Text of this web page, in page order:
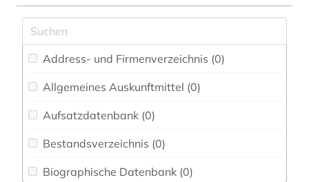
Energietechnik (0)
Ethnologie (0)
(0)
jüdischer krieg | 66-70| (1)
Address- und Firmenverzeichnis (0)
Allgemeines Auskunftmittel (0)
Aufsatzdatenbank (0)
Bestandsverzeichnis (0)
Biographische Datenbank (0)